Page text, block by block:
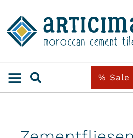
content
% Sale